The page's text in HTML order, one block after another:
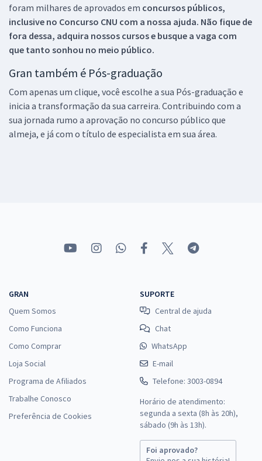
foram milhares de aprovados em concursos públicos,
inclusive no Concurso CNU com a nossa ajuda. Não fique de
fora dessa, adquira nossos cursos e busque a vaga com
que tanto sonhou no meio público.
Gran também é Pós-graduação
Com apenas um clique, você escolhe a sua Pós-graduação e
inicia a transformação da sua carreira. Contribuindo com a
sua jornada rumo a aprovação no concurso público que
almeja, e já com o título de especialista em sua área.
GRAN
Quem Somos
Como Funciona
Como Comprar
Loja Social
Programa de Afiliados
Trabalhe Conosco
Preferência de Cookies
SUPORTE
Central de ajuda
Chat
WhatsApp
E-mail
Telefone: 3003-0894
Horário de atendimento:
segunda a sexta (8h às 20h),
sábado (9h às 13h).
Foi aprovado?